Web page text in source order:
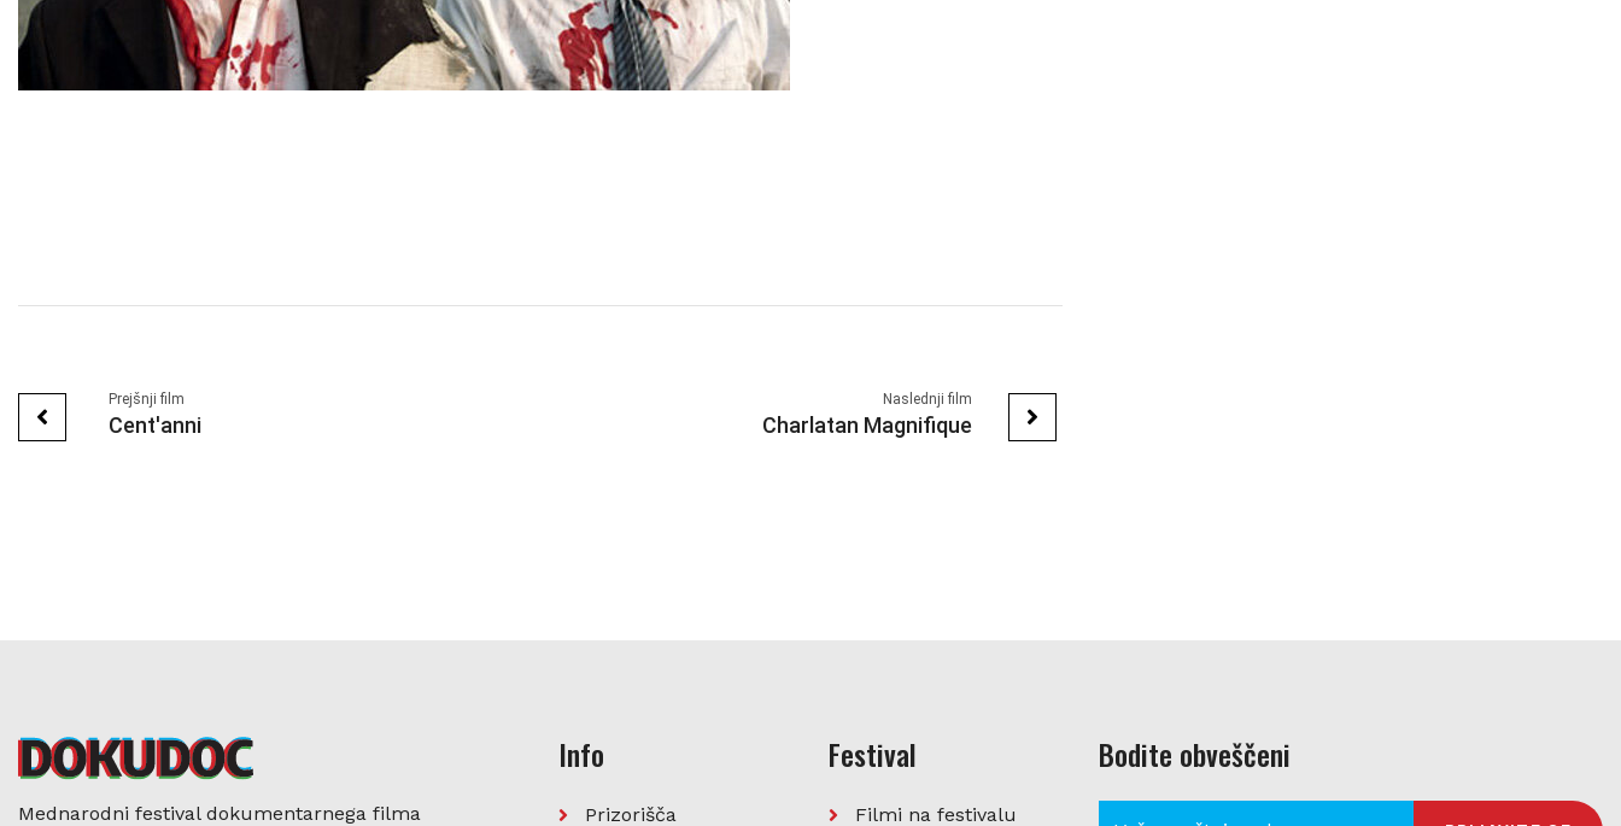
Prejšnji film
Cent'anni
Naslednji film
Charlatan Magnifique
Mednarodni festival dokumentarnega filma
Info
Prizorišča
Festival
Filmi na festivalu
Bodite obveščeni